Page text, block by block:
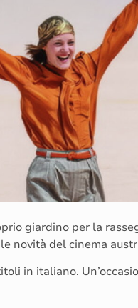
giardino per la
novità del cinema
in italiano.